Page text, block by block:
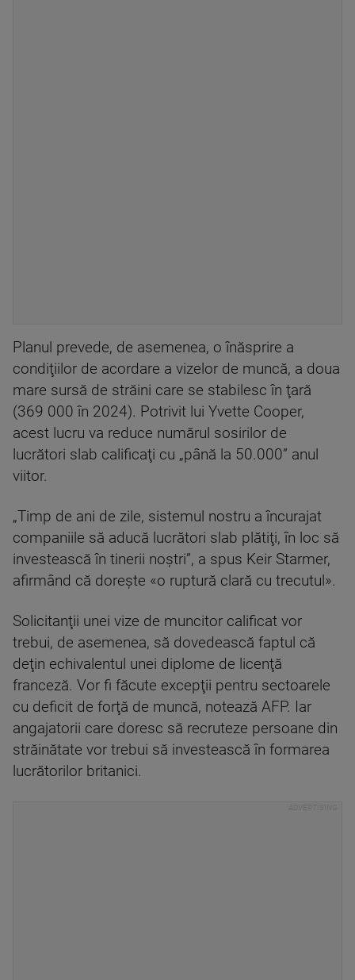
Planul prevede, de asemenea, o înăsprire a
condiţiilor de acordare a vizelor de muncă, a doua
mare sursă de străini care se stabilesc în ţară
(369 000 în 2024). Potrivit lui Yvette Cooper,
acest lucru va reduce numărul sosirilor de
lucrători slab calificaţi cu „până la 50.000” anul
viitor.
„Timp de ani de zile, sistemul nostru a încurajat
companiile să aducă lucrători slab plătiţi, în loc să
investească în tinerii noştri”, a spus Keir Starmer,
afirmând că doreşte «o ruptură clară cu trecutul».
Solicitanţii unei vize de muncitor calificat vor
trebui, de asemenea, să dovedească faptul că
deţin echivalentul unei diplome de licenţă
franceză. Vor fi făcute excepţii pentru sectoarele
cu deficit de forţă de muncă, notează AFP. Iar
angajatorii care doresc să recruteze persoane din
străinătate vor trebui să investească în formarea
lucrătorilor britanici.